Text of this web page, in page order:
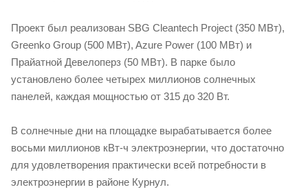
Проект был реализован SBG Cleantech Project (350 МВт),
Greenko Group (500 МВт), Azure Power (100 МВт) и
Прайатной Девелоперз (50 МВт). В парке было
установлено более четырех миллионов солнечных
панелей, каждая мощностью от 315 до 320 Вт.
В солнечные дни на площадке вырабатывается более
восьми миллионов кВт-ч электроэнергии, что достаточно
для удовлетворения практически всей потребности в
электроэнергии в районе Курнул.